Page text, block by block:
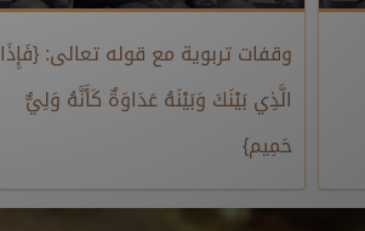
وقفات تربوية مع قوله تعالى: {فَإِذَا
الَّذِي بَيْنَكَ وَبَيْنَهُ عَدَاوَةٌ كَأَنَّهُ وَلِيٌّ
حَمِيم}